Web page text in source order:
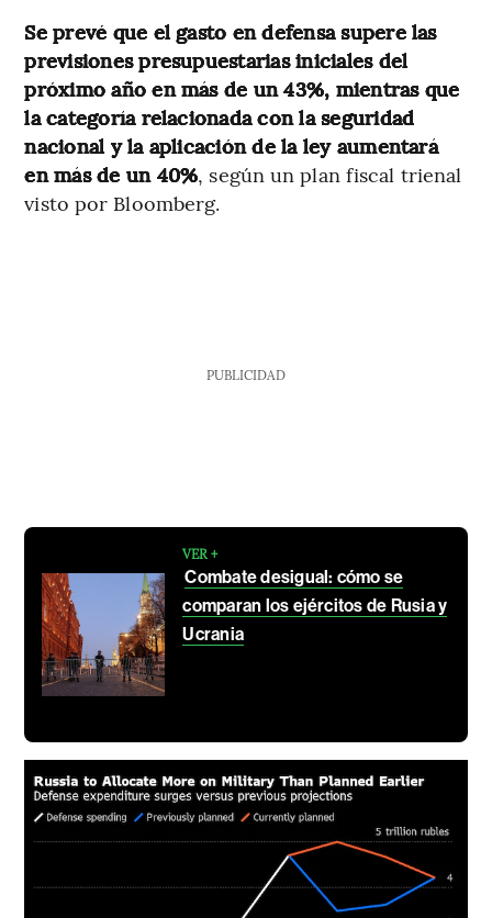
Se prevé que el gasto en defensa supere las
previsiones presupuestarias iniciales del
próximo año en más de un 43%, mientras que
la categoría relacionada con la seguridad
nacional y la aplicación de la ley aumentará
en más de un 40%, según un plan fiscal trienal
visto por Bloomberg.
PUBLICIDAD
VER +
Combate desigual: cómo se
comparan los ejércitos de Rusia y
Ucrania